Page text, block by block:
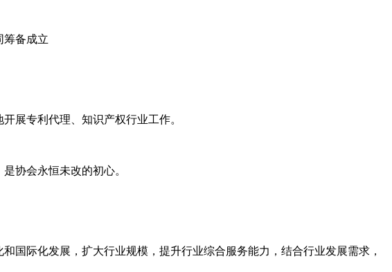
筹备成立
展专利代理、知识产权行业工作。
协会永恒未改的初心。
国际化发展，扩大行业规模，提升行业综合服务能力，结合行业发展需求，